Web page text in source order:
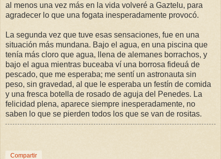
al menos una vez más en la vida volveré a Gaztelu, para
agradecer lo que una fogata inesperadamente provocó.
La segunda vez que tuve esas sensaciones, fue en una
situación más mundana. Bajo el agua, en una piscina que
tenía más cloro que agua, llena de alemanes borrachos, y
bajo el agua mientras buceaba ví una borrosa fideuá de
pescado, que me esperaba; me sentí un astronauta sin
peso, sin gravedad, al que le esperaba un festín de comida
y una fresca botella de rosado de aguja del Penedes. La
felicidad plena, aparece siempre inesperadamente, no
saben lo que se pierden todos los que se van de rositas.
Compartir